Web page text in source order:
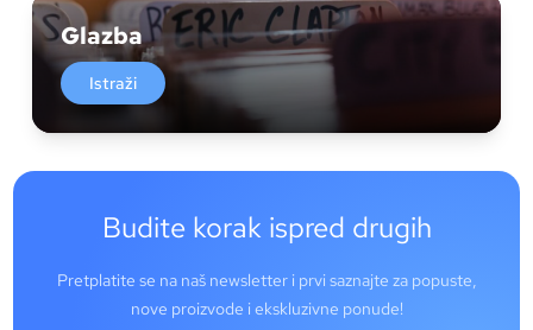
Glazba
Istraži
Budite korak ispred drugih
Pretplatite se na naš newsletter i prvi saznajte za popuste,
nove proizvode i ekskluzivne ponude!